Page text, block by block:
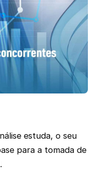
estuda, o seu
para a tomada de